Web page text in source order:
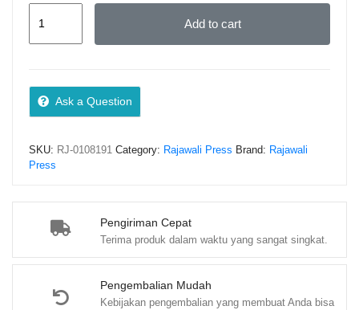
Pengiriman Cepat
Terima produk dalam waktu yang sangat singkat.
Pengembalian Mudah
Kebijakan pengembalian yang membuat Anda bisa
Aplikatif)
–
Dewata
Yun
Hendri
quantity
Add to cart
Ask a Question
SKU: RJ-0108191 Category: Rajawali Press Brand: Rajawali
Press